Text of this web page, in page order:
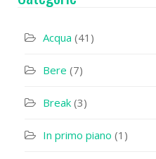
Acqua (41)
Bere (7)
Break (3)
In primo piano (1)